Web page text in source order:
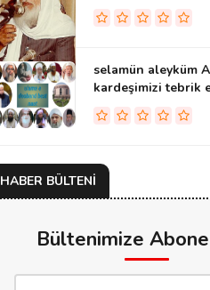
selamün aleyküm
kardeşimizi tebrik
HABER BÜLTENİ
Bültenimize